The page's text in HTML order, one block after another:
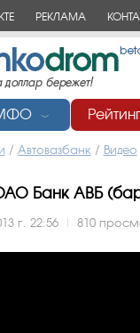
РЕКЛАМА
﹀
/ Автовазбанк / Видео
Банк АВБ
г. 22:56 | 810